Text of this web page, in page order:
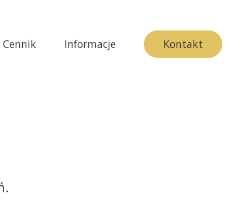
Cennik Informacje Kontakt